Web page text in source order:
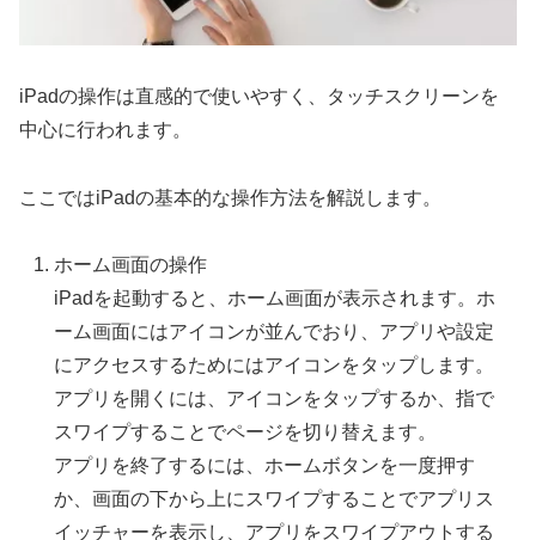
iPadの操作は直感的で使いやすく、タッチスクリーンを
中心に行われます。
ここではiPadの基本的な操作方法を解説します。
ホーム画面の操作
iPadを起動すると、ホーム画面が表示されます。ホ
ーム画面にはアイコンが並んでおり、アプリや設定
にアクセスするためにはアイコンをタップします。
アプリを開くには、アイコンをタップするか、指で
スワイプすることでページを切り替えます。
アプリを終了するには、ホームボタンを一度押す
か、画面の下から上にスワイプすることでアプリス
イッチャーを表示し、アプリをスワイプアウトする